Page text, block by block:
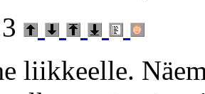
liikkeelle.